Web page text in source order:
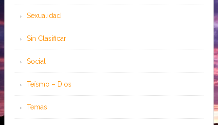
Sexualidad
Sin Clasificar
Social
Teísmo – Dios
Temas